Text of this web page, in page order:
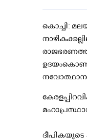
കൊച്ചി:
ഉദയംകൊണ്ട